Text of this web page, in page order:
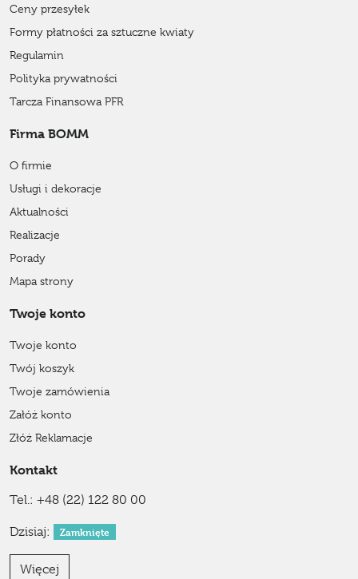
Ceny przesyłek
Formy płatności za sztuczne kwiaty
Regulamin
Polityka prywatności
Tarcza Finansowa PFR
Firma BOMM
O firmie
Usługi i dekoracje
Aktualności
Realizacje
Porady
Mapa strony
Twoje konto
Twoje konto
Twój koszyk
Twoje zamówienia
Załóż konto
Złóż Reklamacje
Kontakt
Tel.: +48 (22) 122 80 00
Dzisiaj: Zamknięte
Więcej